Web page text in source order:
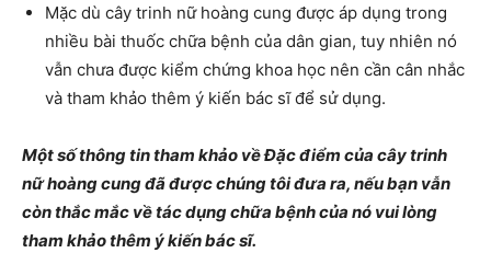
Mặc dù cây trinh nữ hoàng cung được áp dụng trong
nhiều bài thuốc chữa bệnh của dân gian, tuy nhiên nó
vẫn chưa được kiểm chứng khoa học nên cần cân nhắc
và tham khảo thêm ý kiến bác sĩ để sử dụng.
Một số thông tin tham khảo về Đặc điểm của cây trinh
nữ hoàng cung đã được chúng tôi đưa ra, nếu bạn vẫn
còn thắc mắc về tác dụng chữa bệnh của nó vui lòng
tham khảo thêm ý kiến bác sĩ.